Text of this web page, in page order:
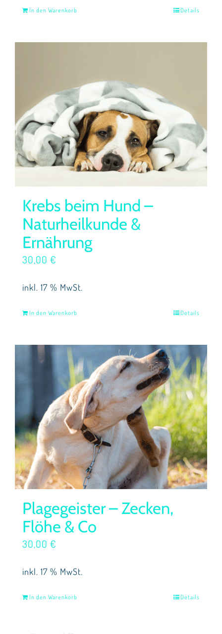
In den Warenkorb Details
Krebs beim Hund –
Naturheilkunde &
Ernährung
30,00 €
inkl. 17 % MwSt.
In den Warenkorb Details
Plagegeister – Zecken,
Flöhe & Co
30,00 €
inkl. 17 % MwSt.
In den Warenkorb Details